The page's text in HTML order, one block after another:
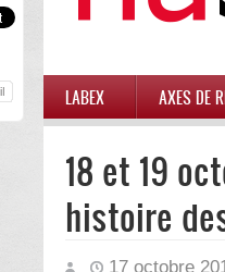
LABEX AXES DE
18 et 19
histoire
17 octobre